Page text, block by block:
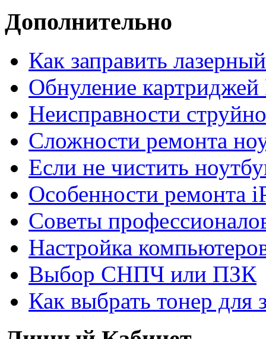
Дополнительно
Как заправить
Обнуление
Неисправности
Сложности ремонта
Если не чистить
Особенности ремонта
Советы
Настройка
Выбор СНПЧ или ПЗК
Как выбрать тонер для